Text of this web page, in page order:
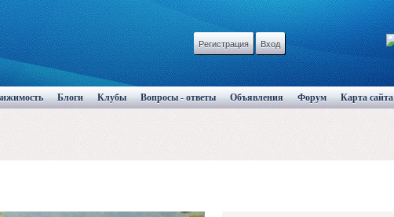
Регистрация Вход
Блоги Клубы Вопросы - ответы Объявления Форум Карта сайта